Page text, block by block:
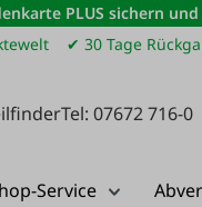
PLUS sichern
✔ 30 Tage
Tel: 07672 716-0
Service